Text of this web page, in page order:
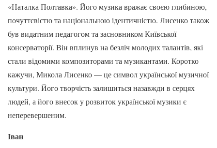
«Наталка Полтавка». Його музика вражає своєю глибиною,
почуттєвістю та національною ідентичністю. Лисенко також
був видатним педагогом та засновником Київської
консерваторії. Він вплинув на безліч молодих талантів, які
стали відомими композиторами та музикантами. Коротко
кажучи, Микола Лисенко — це символ української музичної
культури. Його творчість залишиться назавжди в серцях
людей, а його внесок у розвиток української музики є
неперевершеним.
Іван